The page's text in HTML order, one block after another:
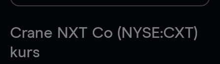
Crane NXT Co (NYSE:CXT)
kurs